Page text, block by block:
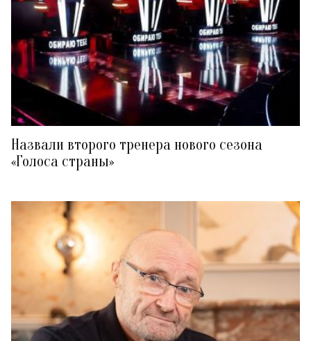
Назвали второго тренера нового сезона
«Голоса страны»